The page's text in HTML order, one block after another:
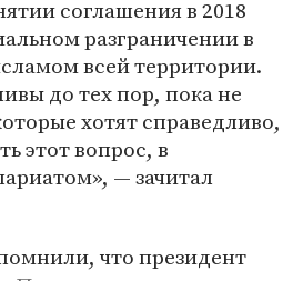
соглашения в 2018
разграничении в
всей территории.
до тех пор, пока не
хотят справедливо,
этот вопрос, в
— зачитал
что президент